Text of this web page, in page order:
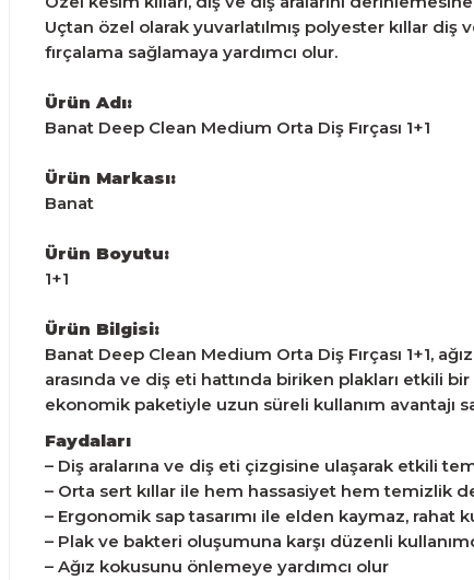
Uçtan özel olarak yuvarlatılmış polyester kıllar
fırçalama sağlamaya yardımcı olur.
Ürün Adı:
Banat Deep Clean Medium Orta Diş Fırçası 1+1
Ürün Markası:
Banat
Ürün Boyutu:
1+1
Ürün Bilgisi:
Banat Deep Clean Medium Orta Diş Fırçası 1+1,
arasında ve diş eti hattında biriken plakları etkili
ekonomik paketiyle uzun süreli kullanım avantajı
Faydaları
– Diş aralarına ve diş eti çizgisine ulaşarak etkili
– Orta sert kıllar ile hem hassasiyet hem temizlik
– Ergonomik sap tasarımı ile elden kaymaz, rahat
– Plak ve bakteri oluşumuna karşı düzenli
– Ağız kokusunu önlemeye yardımcı olur